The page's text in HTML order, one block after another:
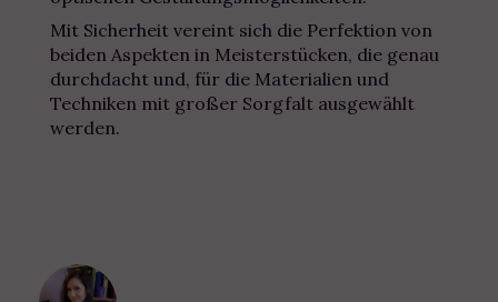
Mit Sicherheit vereint sich die Perfektion von
beiden Aspekten in Meisterstücken, die genau
durchdacht und, für die Materialien und
Techniken mit großer Sorgfalt ausgewählt
werden.